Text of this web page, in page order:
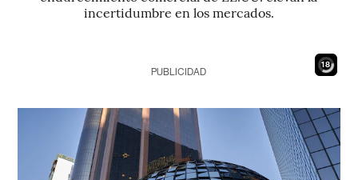
incertidumbre en los mercados.
16
PUBLICIDAD